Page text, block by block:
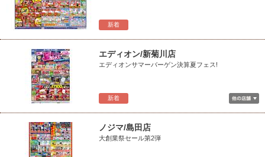
新着
新着
エディオン/新菊川店
エディオンサマーバーゲン決算夏フェス!
ノジマ/島田店
大創業祭セール第2弾